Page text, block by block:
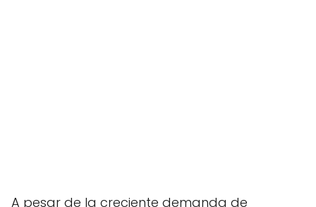
A pesar de la creciente demanda de